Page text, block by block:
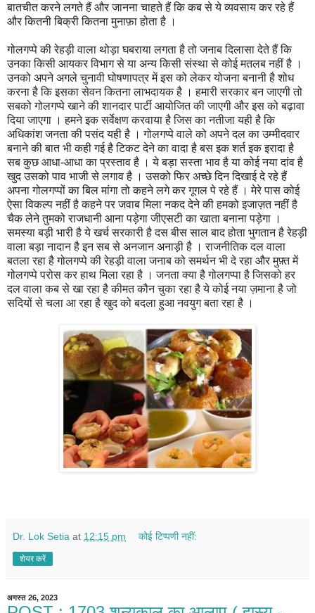
बातचीत करने लगते हैं और जानना चाहते हैं कि कब से ये व्यवसाय कर रहे हैं
और कितनी बिक्री कितना मुनाफ़ा होता है ।
गोलगप्पे की रेहड़ी वाला थोड़ा घबराया लगता है तो जनाब दिलासा देते हैं कि
उनका किसी आयकर विभाग से या अन्य किसी संस्था से कोई मतलब नहीं है ।
उनको अपने अगले चुनावी घोषणापत्र में इस को लेकर योजना बनानी है शोध
करना है कि इसका सेवन कितना लाभदायक है । हमारी सरकार बन जाएगी तो
सबको गोलगप्पे खाने की शानदार पार्टी आयोजित की जाएगी और इस को बढ़ावा
दिया जाएगा । हमने इक सर्वेक्षण करवाया है जिस का नतीजा यही है कि
अधिकांश जनता की पसंद यही है । गोलगप्पे वाले को अपने दल का उम्मीदवार
बनाने की बात भी कही गई है टिकट देने का वादा है बस इक शर्त इक इरादा है
सब कुछ आधा-आधा का प्रस्ताव है । ये बड़ा सस्ता भाव है या कोई नया दांव है
खुद उसको पाव भाजी से लगाव है । उसको फिर अच्छे दिन दिखाई दे रहे हैं
अपना गोलगप्पों का बिल मांगा तो कहने लगे कर गूगल पे रहे हैं । मेरे पास कोई
ऐसा विकल्प नहीं है कहने पर जवाब मिला नकद देने की हमको इजाज़त नहीं है
चैक लेने तुमको राजधानी आना पड़ेगा जीएसटी का खाता बनाना पड़ेगा ।
समस्या बड़ी भारी है ये खर्च सरकारी है दस बीस साल बाद होता भुगतान है रेहड़ी
वाला बड़ा नादान है इन सब से अनजान अनाड़ी है । राजनीतिक दल वाला
बतला रहा है गोलगप्पे की रेहड़ी वाला जनाब को समर्थन भी दे रहा और मुफ़्त में
गोलगप्पे परोस कर हाथ मिला रहा है । जनता क्या है गोलगप्पा है जिसको हर
दल वाला कब से खा रहा है कीमत कौन चुका रहा है ये कोई नया ज़माना है जो
सदियों से चला आ रहा है खुद को बदला हुआ नवयुग बता रहा है ।
Dr. Lok Setia at 12:15 pm कोई टिप्पणी नहीं:
शेयर करें
अगस्त 26, 2023